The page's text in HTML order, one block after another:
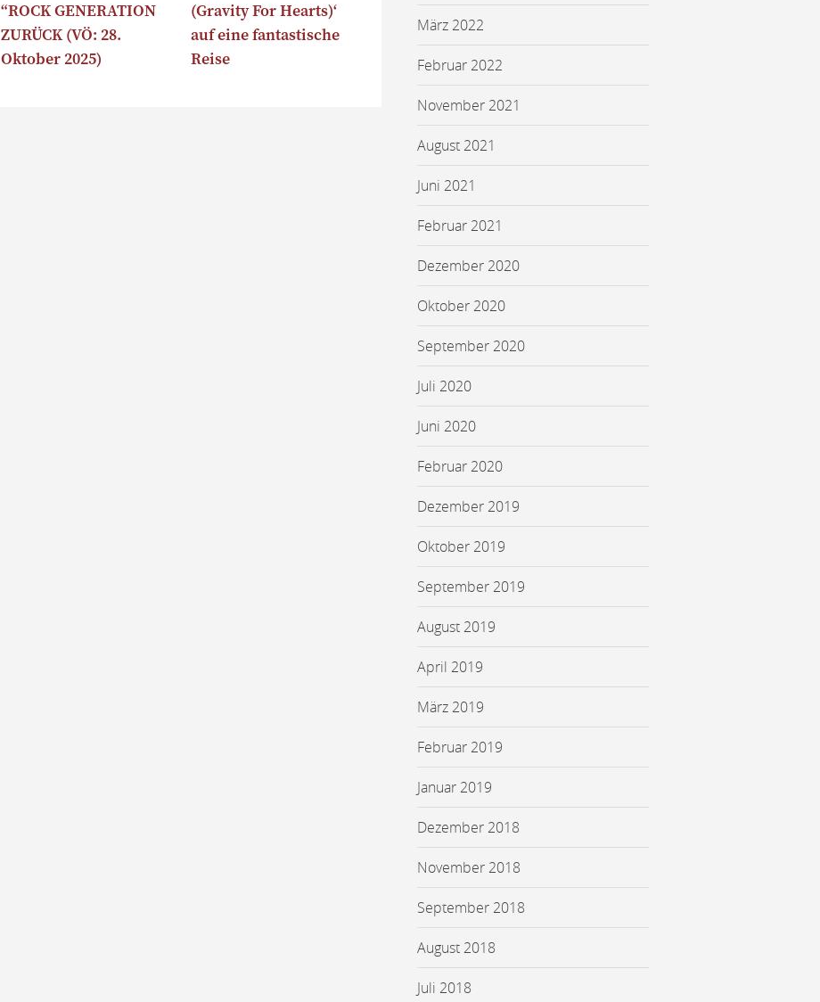
“ROCK GENERATION
ZURÜCK (VÖ: 28.
Oktober 2025)
(Gravity For Hearts)‘
auf eine fantastische
Reise
März 2022
Februar 2022
November 2021
August 2021
Juni 2021
Februar 2021
Dezember 2020
Oktober 2020
September 2020
Juli 2020
Juni 2020
Februar 2020
Dezember 2019
Oktober 2019
September 2019
August 2019
April 2019
März 2019
Februar 2019
Januar 2019
Dezember 2018
November 2018
September 2018
August 2018
Juli 2018